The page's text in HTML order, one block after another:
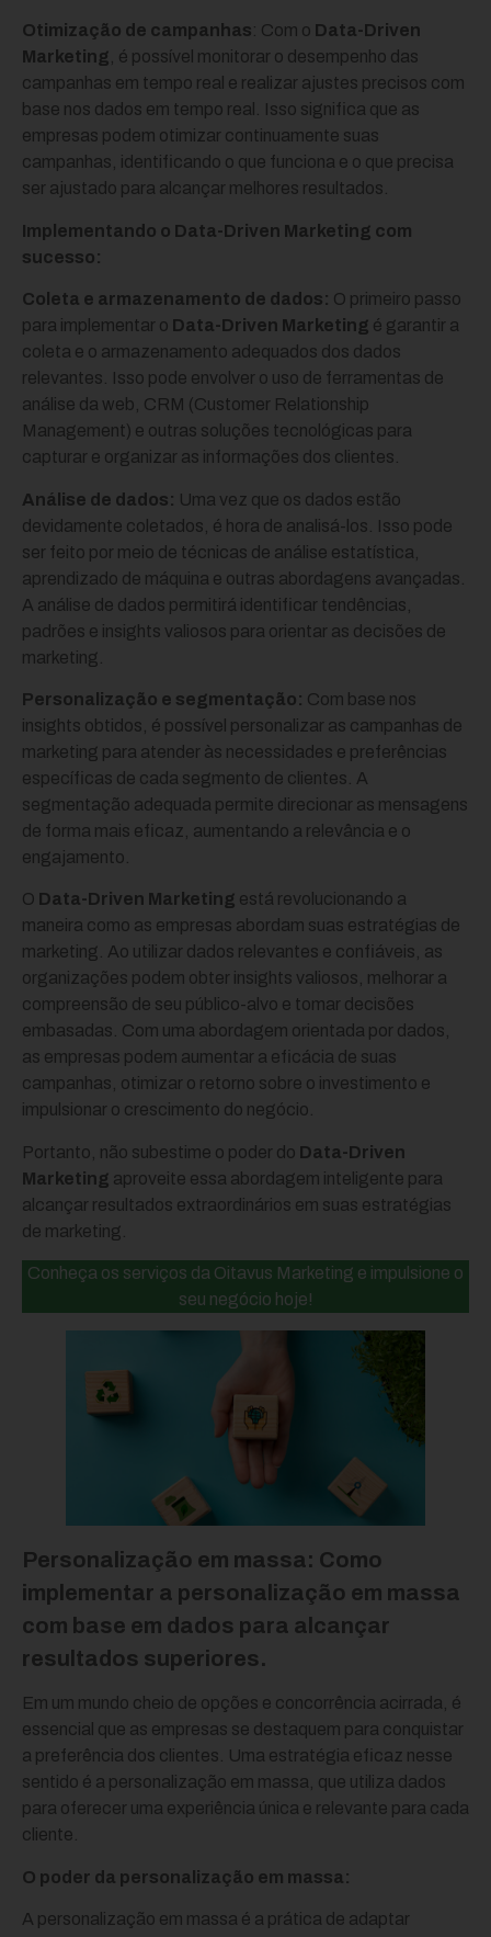
Otimização de campanhas: Com o Data-Driven
Marketing, é possível monitorar o desempenho das
campanhas em tempo real e realizar ajustes precisos com
base nos dados em tempo real. Isso significa que as
empresas podem otimizar continuamente suas
campanhas, identificando o que funciona e o que precisa
ser ajustado para alcançar melhores resultados.
Implementando o Data-Driven Marketing com
sucesso:
Coleta e armazenamento de dados: O primeiro passo
para implementar o Data-Driven Marketing é garantir a
coleta e o armazenamento adequados dos dados
relevantes. Isso pode envolver o uso de ferramentas de
análise da web, CRM (Customer Relationship
Management) e outras soluções tecnológicas para
capturar e organizar as informações dos clientes.
Análise de dados: Uma vez que os dados estão
devidamente coletados, é hora de analisá-los. Isso pode
ser feito por meio de técnicas de análise estatística,
aprendizado de máquina e outras abordagens avançadas.
A análise de dados permitirá identificar tendências,
padrões e insights valiosos para orientar as decisões de
marketing.
Personalização e segmentação: Com base nos
insights obtidos, é possível personalizar as campanhas de
marketing para atender às necessidades e preferências
específicas de cada segmento de clientes. A
segmentação adequada permite direcionar as mensagens
de forma mais eficaz, aumentando a relevância e o
engajamento.
O Data-Driven Marketing está revolucionando a
maneira como as empresas abordam suas estratégias de
marketing. Ao utilizar dados relevantes e confiáveis, as
organizações podem obter insights valiosos, melhorar a
compreensão de seu público-alvo e tomar decisões
embasadas. Com uma abordagem orientada por dados,
as empresas podem aumentar a eficácia de suas
campanhas, otimizar o retorno sobre o investimento e
impulsionar o crescimento do negócio.
Portanto, não subestime o poder do Data-Driven
Marketing aproveite essa abordagem inteligente para
alcançar resultados extraordinários em suas estratégias
de marketing.
Conheça os serviços da Oitavus Marketing e impulsione o
seu negócio hoje!
Personalização em massa: Como
implementar a personalização em massa
com base em dados para alcançar
resultados superiores.
Em um mundo cheio de opções e concorrência acirrada, é
essencial que as empresas se destaquem para conquistar
a preferência dos clientes. Uma estratégia eficaz nesse
sentido é a personalização em massa, que utiliza dados
para oferecer uma experiência única e relevante para cada
cliente.
O poder da personalização em massa:
A personalização em massa é a prática de adaptar